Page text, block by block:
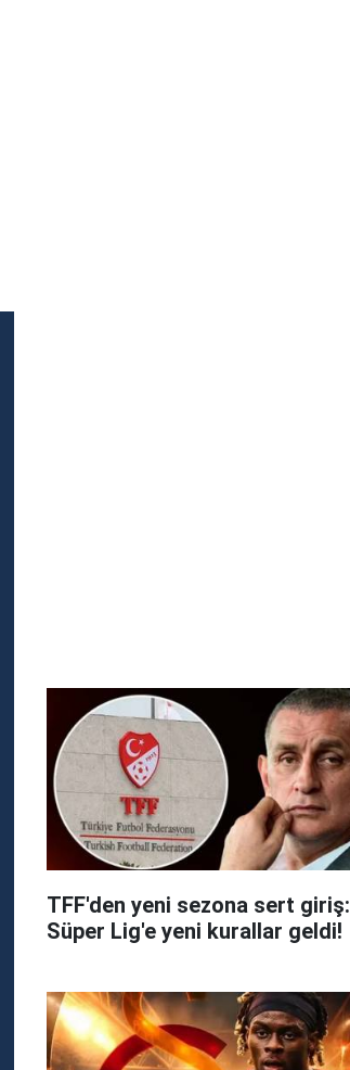
TFF'den yeni sezona sert giriş:
Süper Lig'e yeni kurallar geldi!